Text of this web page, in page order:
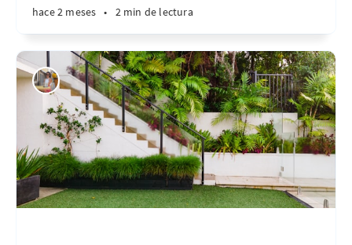
hace 2 meses • 2 min de lectura